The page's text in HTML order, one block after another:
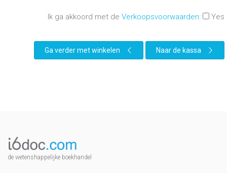
Ik ga akkoord met de Verkoopsvoorwaarden: Yes
Ga verder met winkelen Naar de kassa
de wetenshappelijke boekhandel